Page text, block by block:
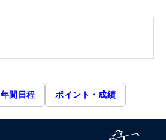
年間日程 ポイント・成績